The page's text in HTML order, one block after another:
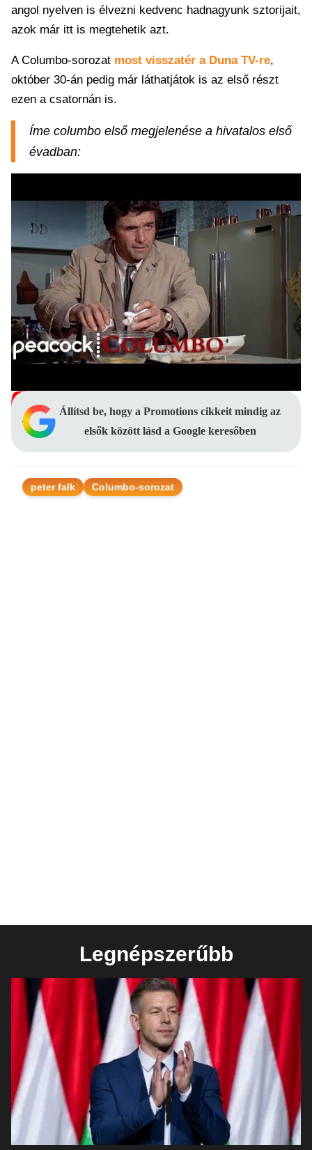
angol nyelven is élvezni kedvenc hadnagyunk sztorijait,
azok már itt is megtehetik azt.
A Columbo-sorozat most visszatér a Duna TV-re,
október 30-án pedig már láthatjátok is az első részt
ezen a csatornán is.
Íme columbo első megjelenése a hivatalos első
évadban:
Állítsd be, hogy a Promotions cikkeit mindig az
elsők között lásd a Google keresőben
peter falk Columbo-sorozat
Legnépszerűbb